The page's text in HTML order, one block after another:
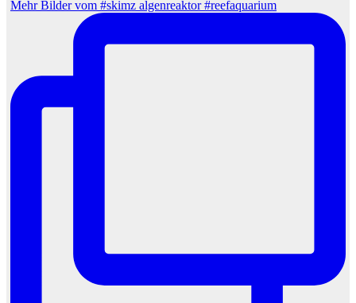
Mehr Bilder vom #skimz algenreaktor #reefaquarium